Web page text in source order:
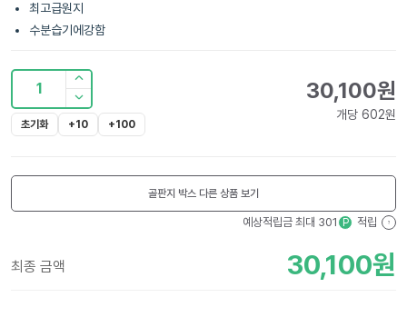
최고급원지
수분습기에강함
1
초기화 +10 +100
30,100원
개당 602원
골판지 박스 다른 상품 보기
예상적립금 최대 301 P 적립 ?
최종 금액 30,100원